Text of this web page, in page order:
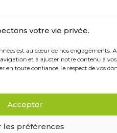
votre vie privée.
est au cœur de nos engagements.
et à ajuster notre contenu à vos
en toute confiance, le respect de vos
Accepter
les préférences